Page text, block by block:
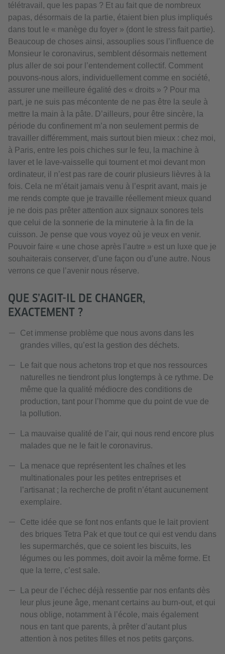
télétravail, que les papas ? Et au fait que de nombreux
papas, désormais de la partie, étaient bien plus impliqués
dans tout le « manège du foyer » (dont le stress fait partie).
Beaucoup de choses ainsi, assouplies sous l’influence de
Monsieur le coronavirus, semblent désormais nettement
plus aller de soi pour l’entendement collectif. Comment
pouvons-nous alors, individuellement comme en société,
assurer une meilleure égalité des « droits » ? Pour ma
part, je ne suis pas mécontente de ne pas être la seule à
mettre la main à la pâte. D’ailleurs, pour être sincère, la
période du confinement m’a non seulement permis de
travailler différemment, mais surtout bien mieux : chez moi,
à Paris, entre les pois chiches sur le feu, la machine à
laver et le lave-vaisselle qui tournent et moi devant mon
ordinateur, il n’est pas rare de courir plusieurs lièvres à la
fois. Cela ne m’était jamais venu à l’esprit avant, mais je
me rends compte que je travaille réellement mieux quand
je ne dois pas prêter attention aux signaux sonores tels
que celui de la sonnerie de la minuterie à la fin de la
cuisson. Je pense que vous voyez où je veux en venir.
Pouvoir faire « une chose après l’autre » est un luxe que je
souhaiterais conserver, d’une façon ou d’une autre. Nous
verrons ce que l’avenir nous réserve.
QUE S’AGIT-IL DE CHANGER,
EXACTEMENT ?
Cet immense problème que nous avons dans les
grandes villes, qu’est la gestion des déchets.
Le fait que nous achetons trop et que nos ressources
naturelles ne tiendront plus longtemps à ce rythme. De
même que la qualité médiocre des conditions de
production, tant pour l’homme que du point de vue de
la pollution.
La mauvaise qualité de l’air, qui nous rend encore plus
malades que ne le fait le coronavirus.
La menace que représentent les chaînes et les
multinationales pour les petites entreprises et
l’artisanat ; la recherche de profit n’étant aucunement
exemplaire.
Cette idée que se font nos enfants que le lait provient
des briques Tetra Pak et que tout ce qui est vendu dans
les supermarchés, que ce soient les biscuits, les
légumes ou les pommes, doit avoir la même forme. Et
que la terre, c’est sale.
La peur de l’échec déjà ressentie par nos enfants dès
leur plus jeune âge, menant certains au burn-out, et qui
nous oblige, notamment à l’école, mais également
nous en tant que parents, à prêter d’autant plus
attention à nos petites filles et nos petits garçons.